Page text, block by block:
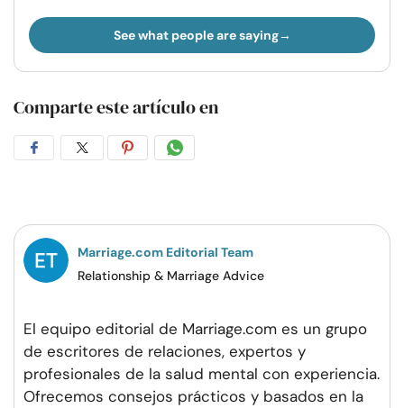
See what people are saying
Comparte este artículo en
CompartirCompartirCompartirCompartir
Marriage.com Editorial Team
Relationship & Marriage Advice
El equipo editorial de Marriage.com es un grupo
de escritores de relaciones, expertos y
profesionales de la salud mental con experiencia.
Ofrecemos consejos prácticos y basados en la